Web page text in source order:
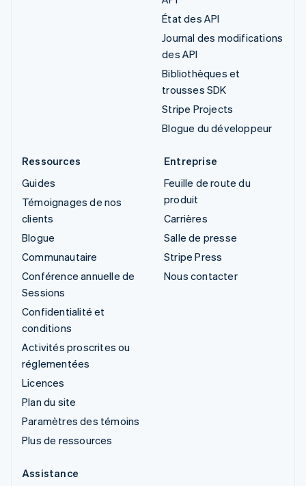
État des API
Journal des modifications
des API
Bibliothèques et
trousses SDK
Stripe Projects
Blogue du développeur
Ressources
Guides
Témoignages de nos
clients
Blogue
Communautaire
Conférence annuelle de
Sessions
Confidentialité et
conditions
Activités proscrites ou
réglementées
Licences
Plan du site
Paramètres des témoins
Plus de ressources
Entreprise
Feuille de route du
produit
Carrières
Salle de presse
Stripe Press
Nous contacter
Assistance